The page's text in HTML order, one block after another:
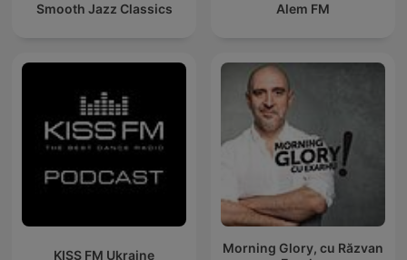
Smooth Jazz Classics Alem FM
KISS FM Ukraine
Morning Glory, cu Răzvan